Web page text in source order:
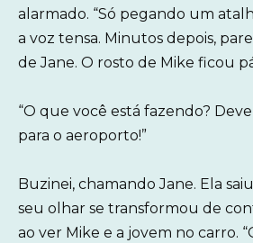
alarmado. “Só pegando um
a voz tensa. Minutos depois,
de Jane. O rosto de Mike ficou
“O que você está fazendo?
para o aeroporto!”
Buzinei, chamando Jane. Ela
seu olhar se transformou de
ao ver Mike e a jovem no carro.